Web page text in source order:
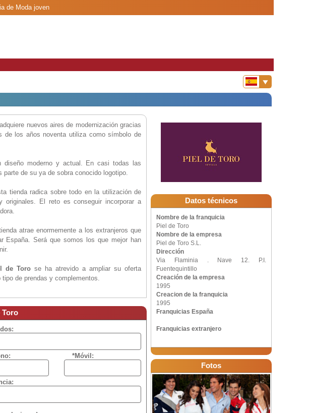
de Moda joven
nuevos aires de modernización gracias
de los años noventa utiliza como símbolo de
moderno y actual. En casi todas las
de su ya de sobra conocido logotipo.
tienda radica sobre todo en la utilización de
originales. El reto es conseguir incorporar a
atrae enormemente a los extranjeros que
España. Será que somos los que mejor han
de Torose ha atrevido a ampliar su oferta
de prendas y complementos.
Toro
*Móvil:
Datos técnicos
Nombre de la franquicia
Piel de Toro
Nombre de la empresa
Piel de Toro S.L.
Dirección
Via Flaminia . Nave 12. P.I.
Fuentequintillo
Creación de la empresa
1995
Creacion de la franquicia
1995
Franquicias España
Franquicias extranjero
Fotos